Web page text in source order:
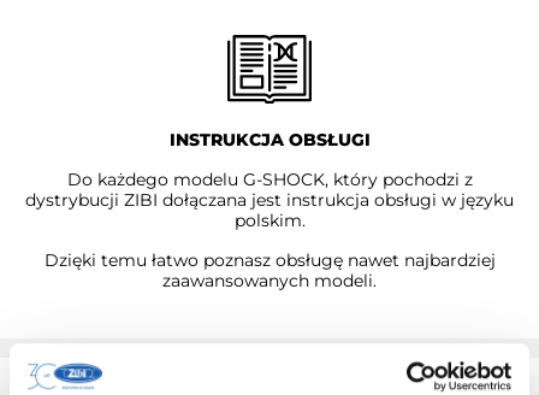
INSTRUKCJA OBSŁUGI
Do każdego modelu G-SHOCK, który pochodzi z
dystrybucji ZIBI dołączana jest instrukcja obsługi w języku
polskim.
Dzięki temu łatwo poznasz obsługę nawet najbardziej
zaawansowanych modeli.